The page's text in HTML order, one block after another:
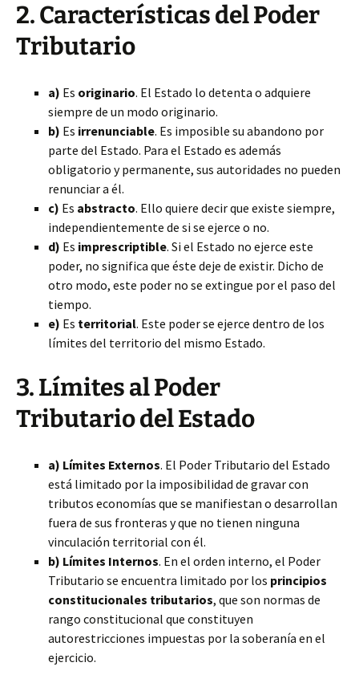
2. Características del Poder
Tributario
a) Es originario. El Estado lo detenta o adquiere
siempre de un modo originario.
b) Es irrenunciable. Es imposible su abandono por
parte del Estado. Para el Estado es además
obligatorio y permanente, sus autoridades no pueden
renunciar a él.
c) Es abstracto. Ello quiere decir que existe siempre,
independientemente de si se ejerce o no.
d) Es imprescriptible. Si el Estado no ejerce este
poder, no significa que éste deje de existir. Dicho de
otro modo, este poder no se extingue por el paso del
tiempo.
e) Es territorial. Este poder se ejerce dentro de los
límites del territorio del mismo Estado.
3. Límites al Poder
Tributario del Estado
a) Límites Externos. El Poder Tributario del Estado
está limitado por la imposibilidad de gravar con
tributos economías que se manifiestan o desarrollan
fuera de sus fronteras y que no tienen ninguna
vinculación territorial con él.
b) Límites Internos. En el orden interno, el Poder
Tributario se encuentra limitado por los principios
constitucionales tributarios, que son normas de
rango constitucional que constituyen
autorestricciones impuestas por la soberanía en el
ejercicio.